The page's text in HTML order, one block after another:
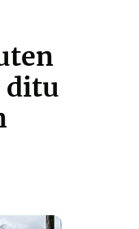
ditu